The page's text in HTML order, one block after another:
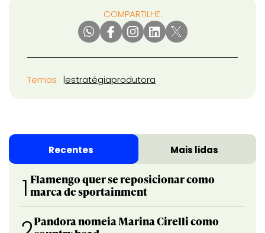
COMPARTILHE:
Temas estratégiaprodutora
Recentes Mais lidas
1 Flamengo quer se reposicionar como
marca de sportainment
Pandora nomeia Marina Cirelli como